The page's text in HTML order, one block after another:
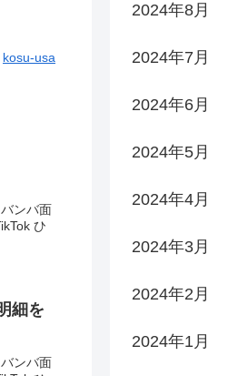
kosu-usa
ンバ面
ひ
細を
ンバ面
2024年8月
2024年7月
2024年6月
2024年5月
2024年4月
2024年3月
2024年2月
2024年1月